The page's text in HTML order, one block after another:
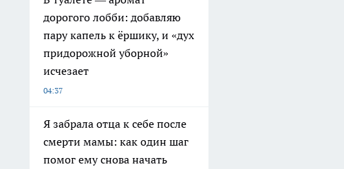
дорогого лобби: добавляю
пару капель к ёршику, и «дух
придорожной уборной»
исчезает
04:37
Я забрала отца к себе после
смерти мамы: как один шаг
помог ему снова начать